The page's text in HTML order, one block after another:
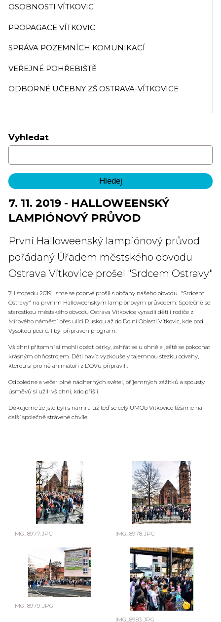
OSOBNOSTI VÍTKOVIC
PROPAGACE VÍTKOVIC
SPRÁVA POZEMNÍCH KOMUNIKACÍ
VEŘEJNÉ POHŘEBIŠTĚ
ODBORNÉ UČEBNY ZŠ OSTRAVA-VÍTKOVICE
Vyhledat
7. 11. 2019 - HALLOWEENSKÝ
LAMPIÓNOVÝ PRŮVOD
První Halloweenský lampiónový průvod
pořádaný Úřadem městského obvodu
Ostrava Vítkovice prošel "Srdcem Ostravy"
7. listopadu 2019 jsme se poprvé prošli s občany našeho obvodu "Srdcem
Ostravy" na prvním Halloweenským lampiónovým průvodem. Společně se
starostkou městského obvodu Ostrava Vítkovice vyrazili děti i rodiče z
Mírového náměstí přes ulici Ruskou až do Dolní Oblasti Vítkovic, kde pod
Vysokou pecí č. 1 byl připraven program.
Všichni přítomní si mohli opéct párky, zahřát se u ohně a ještě se pokochat
krásným ohňostrojem. Děti navíc vyzkoušely tajemnou stezku odvahy,
kterou si pro ně animátoři z DOVu připravili.
Odpoledne a večer plné nádherných světel, příjemných zážitků a spousty
úsměvů si užili všichni, kdo přišli.
Děkujeme že jste byli s námi a už teď se celý ÚMOb Vítkovice těšíme na
další společně strávené chvíle.
IMG_8977.JPG IMG_8978.JPG
IMG_8979.JPG
IMG_8983.JPG